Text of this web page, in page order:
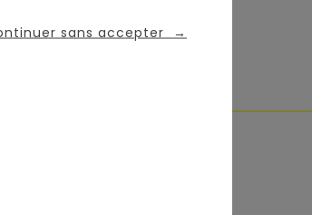
sans accepter →
et enchanteur.